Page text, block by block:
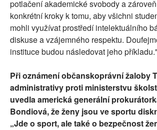
potlačení akademické svobody a
konkrétní kroky k tomu, aby všichni
mohli využívat prostředí intelektuálního
diskuse a vzájemného respektu.
instituce budou následovat jeho příkladu."
Při oznámení občanskoprávní žaloby
administrativy proti ministerstvu
uvedla americká generální
Bondiová, že ženy jsou ve sportu
„Jde o sport, ale také o bezpečnost